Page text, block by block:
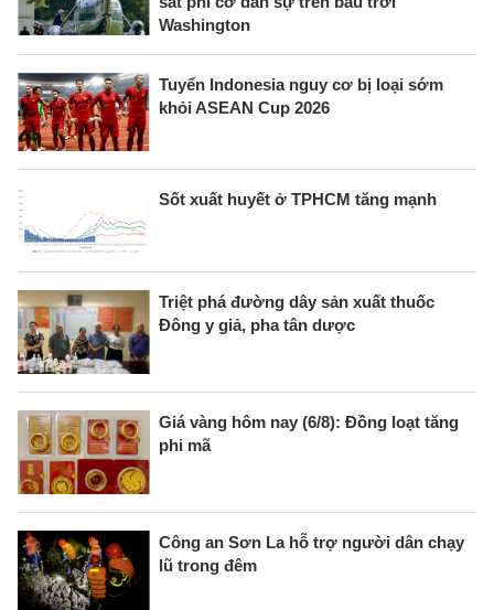
Washington
Tuyển Indonesia nguy cơ bị loại sớm
khỏi ASEAN Cup 2026
Sốt xuất huyết ở TPHCM tăng mạnh
Triệt phá đường dây sản xuất thuốc
Đông y giả, pha tân dược
Giá vàng hôm nay (6/8): Đồng loạt tăng
phi mã
Công an Sơn La hỗ trợ người dân chạy
lũ trong đêm